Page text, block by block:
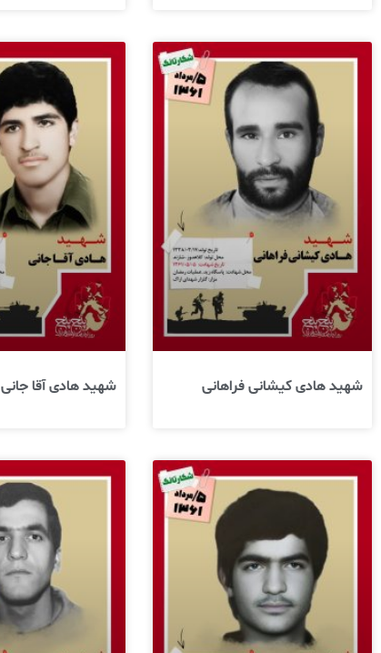
شهید هادی کیشانی فراهانی شهید هادی آقا جانی